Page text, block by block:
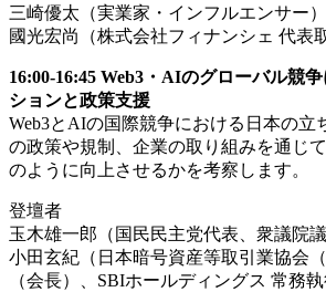
三崎優太（実業家・インフルエンサー）
國光宏尚（株式会社フィナンシェ 代表
16:00-16:45 Web3・AIのグローバル競
ションと政策支援
Web3とAIの国際競争における日本の立
の政策や規制、企業の取り組みを通じ
のように向上させるかを考察します。
登壇者
玉木雄一郎（国民民主党代表、衆議院議
小田玄紀（日本暗号資産等取引業協会
（会長）、SBIホールディングス 常務執